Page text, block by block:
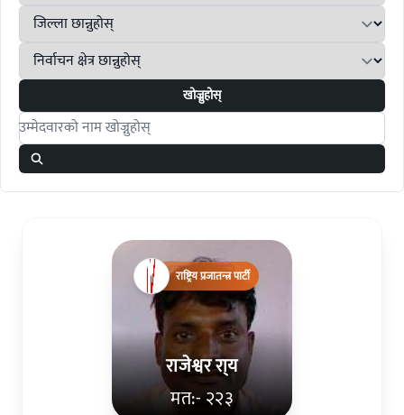
खोज्नुहोस्
Search candidates
राजेश्वर रा्य
मत:- २२३
राष्ट्रिय प्रजातन्त्र पार्टी